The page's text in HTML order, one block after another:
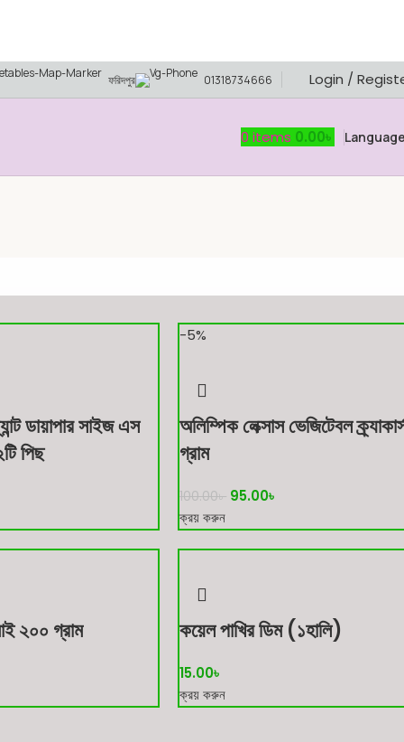
ফরিদপুর 01318734666 Login /
0 items 0.00৳
ডায়াপার সাইজ এস
পিছ
-5%
অলিম্পিক লেক্সাস ভেজিটেবল
গ্রাম
100.00৳ 95.00৳
ক্রয় করুন
২০০ গ্রাম কয়েল পাখির ডিম (১হালি)
15.00৳
ক্রয় করুন